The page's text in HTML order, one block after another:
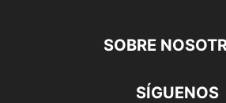
SOBRE
SÍGUENOS